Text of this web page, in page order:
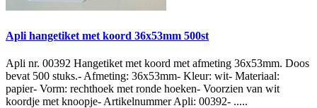
Apli hangetiket met koord 36x53mm 500st
Apli nr. 00392 Hangetiket met koord met afmeting 36x53mm. Doos
bevat 500 stuks.- Afmeting: 36x53mm- Kleur: wit- Materiaal:
papier- Vorm: rechthoek met ronde hoeken- Voorzien van wit
koordje met knoopje- Artikelnummer Apli: 00392- .....